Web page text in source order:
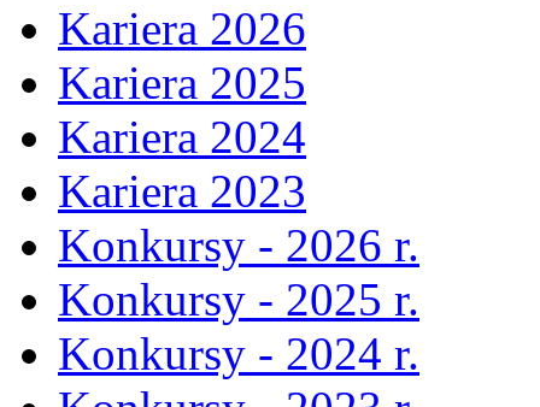
Kariera 2026
Kariera 2025
Kariera 2024
Kariera 2023
Konkursy - 2026 r.
Konkursy - 2025 r.
Konkursy - 2024 r.